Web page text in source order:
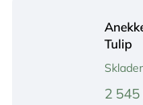
Tulip
2 545